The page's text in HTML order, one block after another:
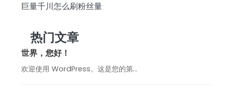
巨量千川怎么刷粉丝量
热门文章
世界，您好！
欢迎使用 WordPress。这是您的第…